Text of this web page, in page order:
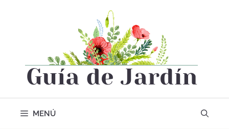
MENÚ